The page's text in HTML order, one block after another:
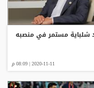
شلباية مستمر في منصبه
2020-11-11 | 08:09 م